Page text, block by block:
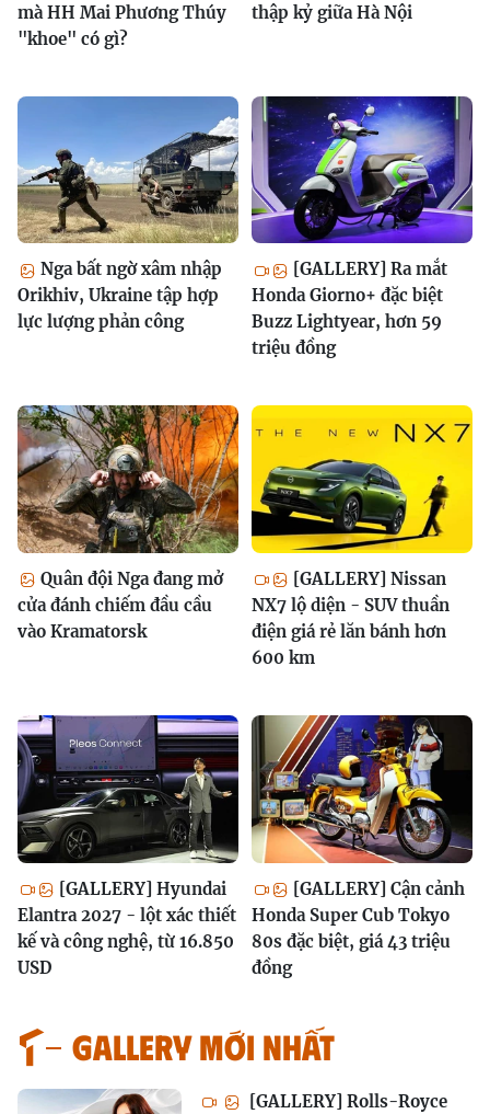
mà HH Mai Phương Thúy
"khoe" có gì?
thập kỷ giữa Hà Nội
Nga bất ngờ xâm nhập
Orikhiv, Ukraine tập hợp
lực lượng phản công
[GALLERY] Ra mắt
Honda Giorno+ đặc biệt
Buzz Lightyear, hơn 59
triệu đồng
Quân đội Nga đang mở
cửa đánh chiếm đầu cầu
vào Kramatorsk
[GALLERY] Nissan
NX7 lộ diện - SUV thuần
điện giá rẻ lăn bánh hơn
600 km
[GALLERY] Hyundai
Elantra 2027 - lột xác thiết
kế và công nghệ, từ 16.850
USD
[GALLERY] Cận cảnh
Honda Super Cub Tokyo
80s đặc biệt, giá 43 triệu
đồng
GALLERY MỚI NHẤT
[GALLERY] Rolls-Royce